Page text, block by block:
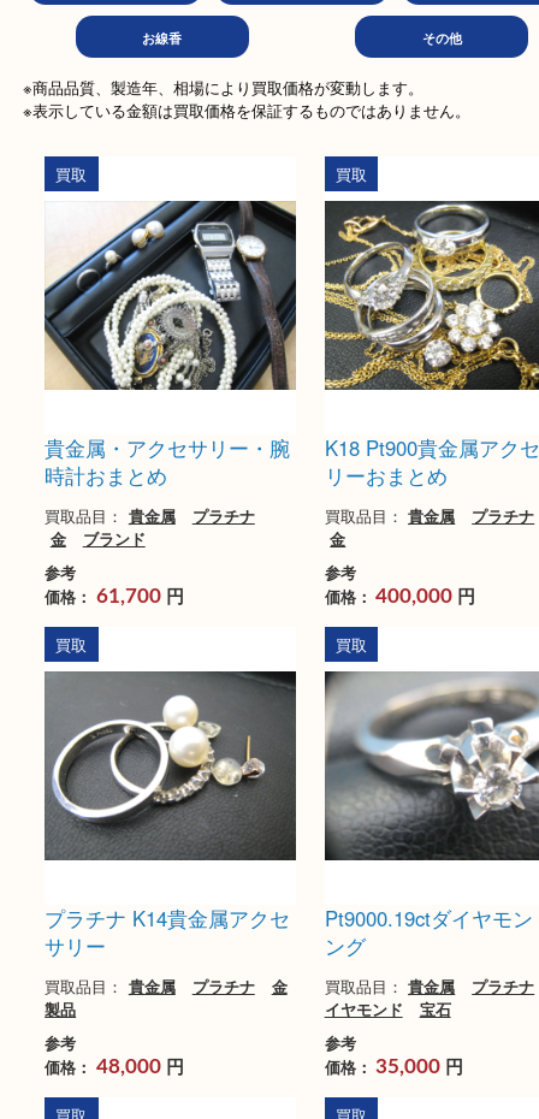
ハ
文房具 ホビー
※商品品質、製造年、相場により買取価格が変動します。
※表示している金額は買取価格を保証するものではありません。
買取
貴金属・アクセサリー・腕
時計おまとめ
買取品目： 貴金属 プラチナ
参考
価格： 61,700 円
買取
K18 Pt900貴金属
リーおまとめ
買取品目： 貴金属 プ
参考
価格： 400,000 円
買取
プラチナ K14貴金属アクセ
買取
Pt9000.19ctダイヤ